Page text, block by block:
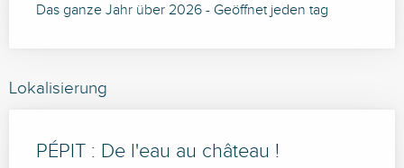
Das ganze Jahr über 2026 - Geöffnet jeden tag
Lokalisierung
PÉPIT : De l'eau au château !